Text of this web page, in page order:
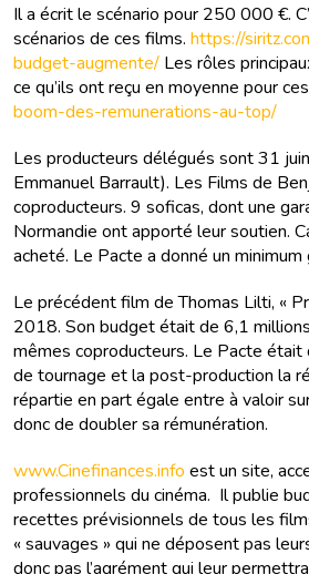
Il a écrit le scénario pour 250 000 €.
scénarios de ces films. https://
budget-augmente/ Les rôles
ce qu’ils ont reçu en moyenne pour
boom-des-remunerations-au-top/
Les producteurs délégués sont 31
Emmanuel Barrault). Les Films de
coproducteurs. 9 soficas, dont une
Normandie ont apporté leur soutien.
acheté. Le Pacte a donné un
Le précédent film de Thomas Lilti, «
2018. Son budget était de 6,1
mêmes coproducteurs. Le Pacte
de tournage et la post-production la
répartie en part égale entre à valoir
donc de doubler sa rémunération.
www.Cinefinances.info est un site,
professionnels du cinéma. Il publie
recettes prévisionnels de tous les
« sauvages » qui ne déposent pas
donc pas l’agrément qui leur